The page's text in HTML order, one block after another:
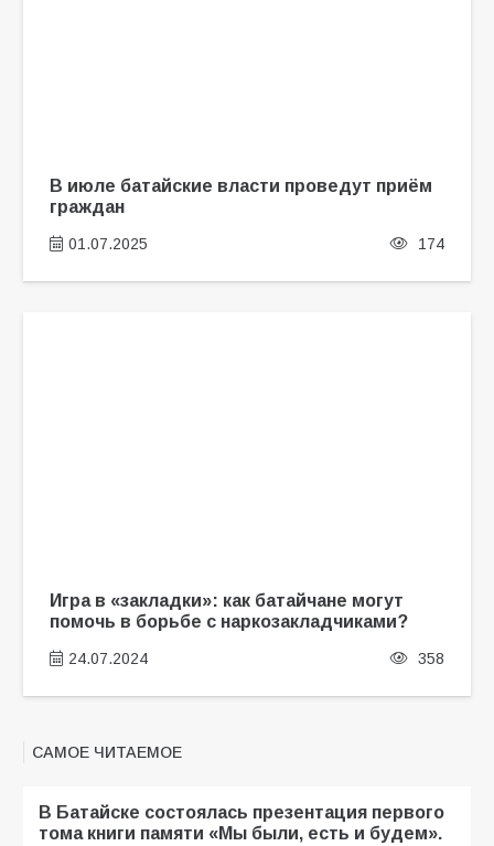
В июле батайские власти проведут приём
граждан
01.07.2025 174
Игра в «закладки»: как батайчане могут
помочь в борьбе с наркозакладчиками?
24.07.2024 358
САМОЕ ЧИТАЕМОЕ
В Батайске состоялась презентация первого
тома книги памяти «Мы были, есть и будем».